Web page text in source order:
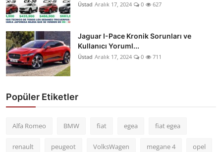
Üstad Aralık 17, 2024 0 627
Jaguar I-Pace Kronik Sorunları ve
Kullanıcı Yoruml...
Üstad Aralık 17, 2024 0 711
Popüler Etiketler
Alfa Romeo BMW fiat egea fiat egea
renault peugeot VolksWagen megane 4 opel